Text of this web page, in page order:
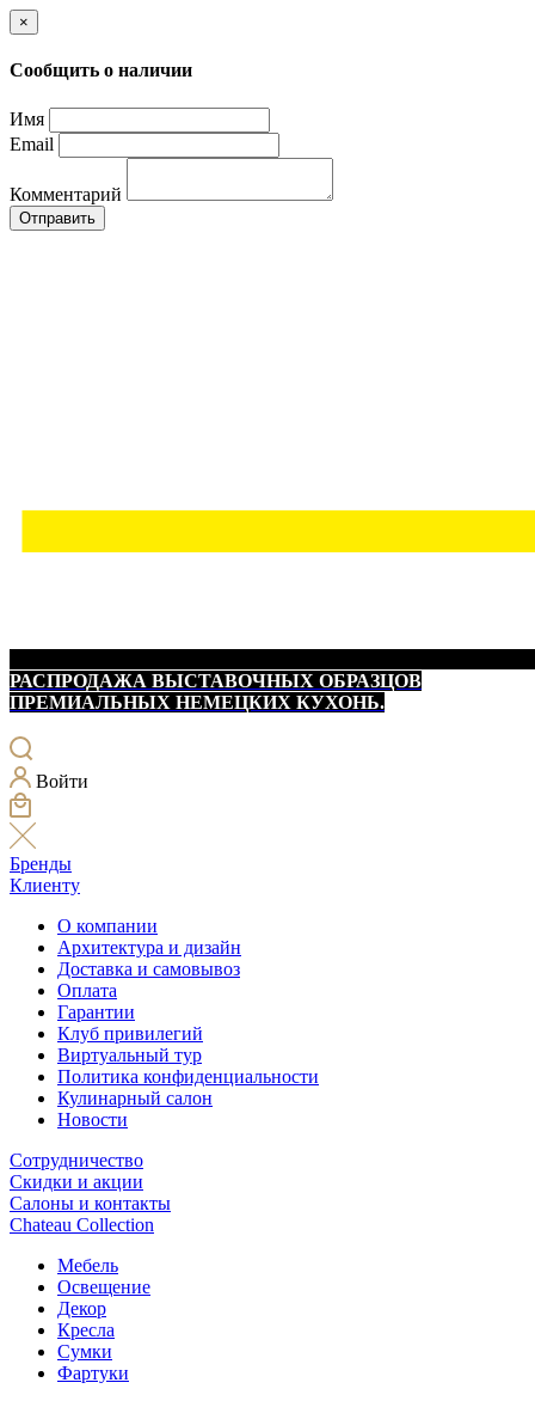
×
Сообщить о наличии
Имя
Email
Комментарий
Отправить
РАСПРОДАЖА ВЫСТАВОЧНЫХ ОБРАЗЦОВ
ПРЕМИАЛЬНЫХ НЕМЕЦКИХ КУХОНЬ.
Войти
Бренды
Клиенту
О компании
Архитектура и дизайн
Доставка и самовывоз
Оплата
Гарантии
Клуб привилегий
Виртуальный тур
Политика конфиденциальности
Кулинарный салон
Новости
Сотрудничество
Скидки и акции
Салоны и контакты
Chateau Collection
Мебель
Освещение
Декор
Кресла
Сумки
Фартуки